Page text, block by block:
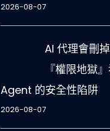
2026-08-07
AI 代理會刪
『權限地獄
Agent 的安全性陷阱
2026-08-07